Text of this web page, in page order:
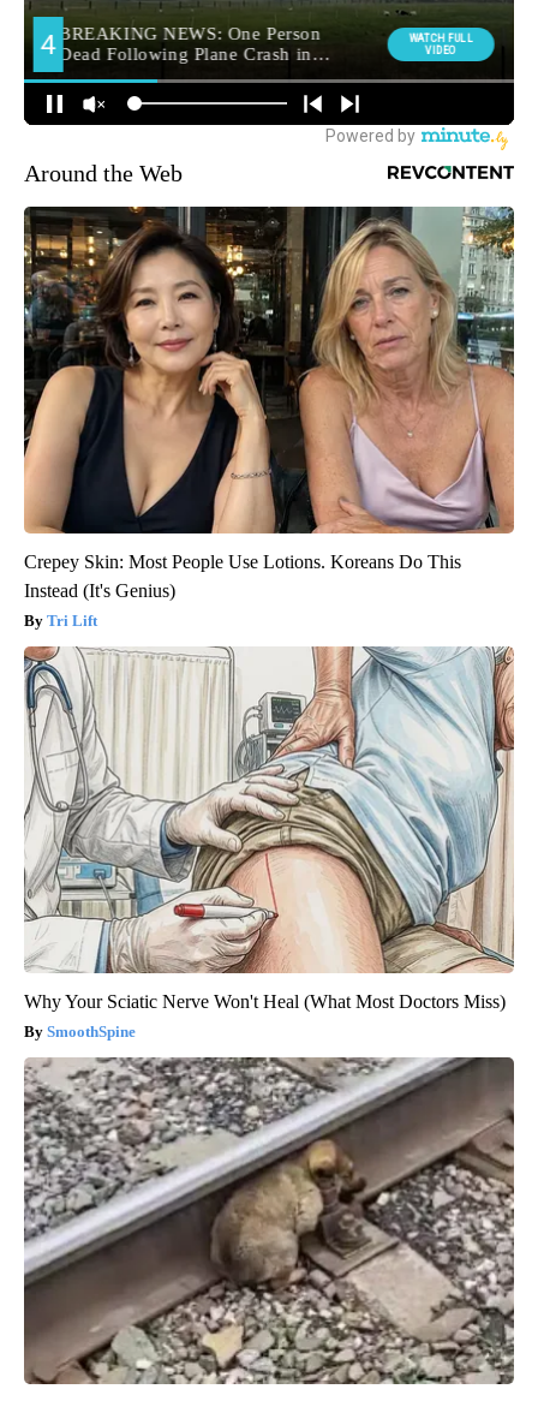
Around the Web
Crepey Skin: Most People Use Lotions. Koreans Do This
Instead (It's Genius)
Tri Lift
Why Your Sciatic Nerve Won't Heal (What Most Doctors Miss)
SmoothSpine